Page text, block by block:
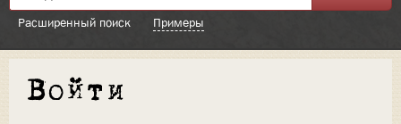
Расширенный поиск Примеры
Войти